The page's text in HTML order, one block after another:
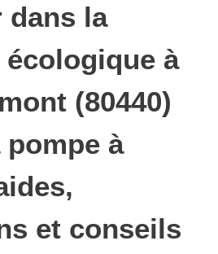
dans la
à
(80440)
pompe à
et conseils